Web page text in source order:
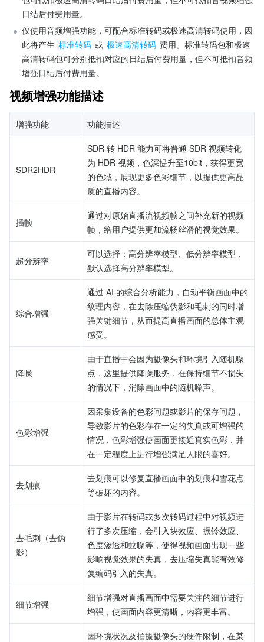
日结后付费用量。
仅使用音频增强功能，可配合标准转码或极速高清转码使用，因
此将产生 标准转码 或 极速高清转码 费用。标准转码包和极速
高清转码包可分别抵扣对应的日结后付费用量，但不可抵扣音频
增强日结后付费用量。
视频增强功能描述
增强功能 功能描述
SDR2HDR
SDR 转 HDR 能力可将普通 SDR 视频转化
为 HDR 视频，色深提升至10bit，获得更宽
的色域，展现更多色彩细节，以提供更高品
质的直播内容。
插帧
通过对原始直播流视频帧之间补充新的视频
帧，给用户提供更加流畅丝滑的视觉效果。
超分辨率
可以选择：高分辨率模型、低分辨率模型，
默认选择高分辨率模型。
综合增强
通过 AI 的综合分析能力，自动平衡画面中的
纹理内容，在去除压缩伪影和毛刺的同时增
强关键细节，从而提高直播画面的总体主观
感受。
降噪
由于直播中会因为摄像头和环境引入随机噪
点，这里提供降噪服务，在保持细节不损失
的情况下，消除画面中的随机噪声。
色彩增强
因采集设备的色彩问题或影片的保存问题，
导致影片的色彩存在一定的失真或可增强的
情况，色彩增强使画面更接近真实色彩，并
在一定程度上进行增强满足人眼的喜好。
去划痕
去划痕可以修复直播画面中的划痕和雪花点
等破坏的内容。
去毛刺（去伪
影）
由于影片在转码或多次转码过程中对视频进
行了多次压缩，会引入块效应、振铃效应、
色度渗透和蚊噪等，使得视频画面出现一些
影响视觉效果的失真，去压缩失真能有效修
复编码引入的失真。
细节增强
细节增强对直播画面中需要关注的细节进行
增强，使画面内容更清晰，内容更丰富。
因环境状况及拍摄摄像头的硬件限制，在某